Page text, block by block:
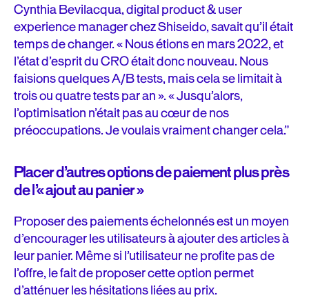
Cynthia Bevilacqua, digital product & user
experience manager chez Shiseido, savait qu’il était
temps de changer. « Nous étions en mars 2022, et
l’état d’esprit du CRO était donc nouveau. Nous
faisions quelques A/B tests, mais cela se limitait à
trois ou quatre tests par an ». « Jusqu’alors,
l’optimisation n’était pas au cœur de nos
préoccupations. Je voulais vraiment changer cela.”
Placer d’autres options de paiement plus près
de l’« ajout au panier »
Proposer des paiements échelonnés est un moyen
d’encourager les utilisateurs à ajouter des articles à
leur panier. Même si l’utilisateur ne profite pas de
l’offre, le fait de proposer cette option permet
d’atténuer les hésitations liées au prix.